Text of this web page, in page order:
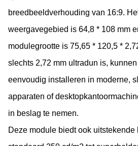
breedbeeldverhouding van 16:9.
weergavegebied is 64,8 * 108 mm
modulegrootte is 75,65 * 120,5 *
slechts 2,72 mm ultradun is,
eenvoudig installeren in moderne,
apparaten of
in beslag te nemen.
Deze module biedt ook